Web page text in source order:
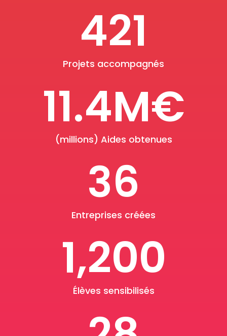
Mans Innovation
Projets accompagnés
421
(millions) Aides obtenues
11.4M€
Entreprises créées
36
Élèves sensibilisés
1,200